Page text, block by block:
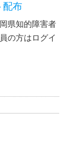
配布
県知的障害者
の方はログイ